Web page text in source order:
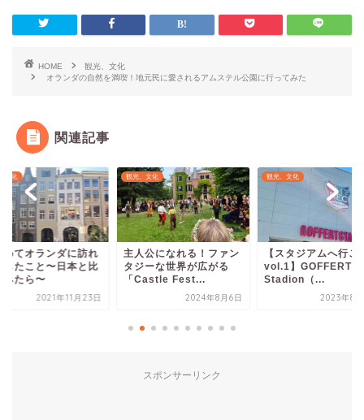
HOME
観光、文化
オランダの自然を満喫！地元民に愛されるアムステル公園に行ってみた
関連記事
文化
めてオランダに訪れ
じたこと〜日本と比
みたら〜
2021年11月23日
観光、文化
主人公になれる！ファン
タジーな世界が広がる
「Castle Fest...
2024年8月6日
観光、文化
【スタジアムへ行こ
vol.1】GOFFERT
Stadion（...
2023年8
スポンサーリンク